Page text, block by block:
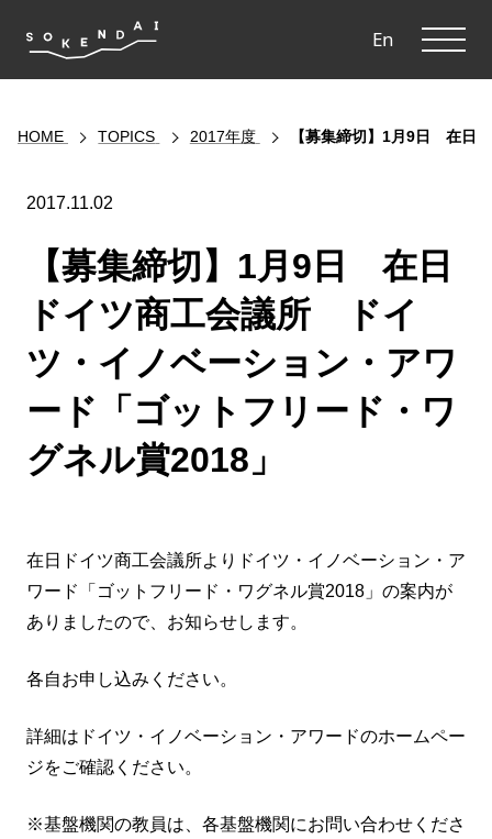
En
HOME TOPICS 2017年度 【募集締切】1月9日 在日
2017.11.02
【募集締切】1月9日 在日
ドイツ商工会議所 ドイ
ツ・イノベーション・アワ
ード「ゴットフリード・ワ
グネル賞2018」
在日ドイツ商工会議所よりドイツ・イノベーション・ア
ワード「ゴットフリード・ワグネル賞2018」の案内が
ありましたので、お知らせします。
各自お申し込みください。
詳細はドイツ・イノベーション・アワードのホームペー
ジをご確認ください。
※基盤機関の教員は、各基盤機関にお問い合わせくださ